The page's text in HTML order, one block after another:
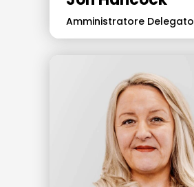
Amministratore Delegato